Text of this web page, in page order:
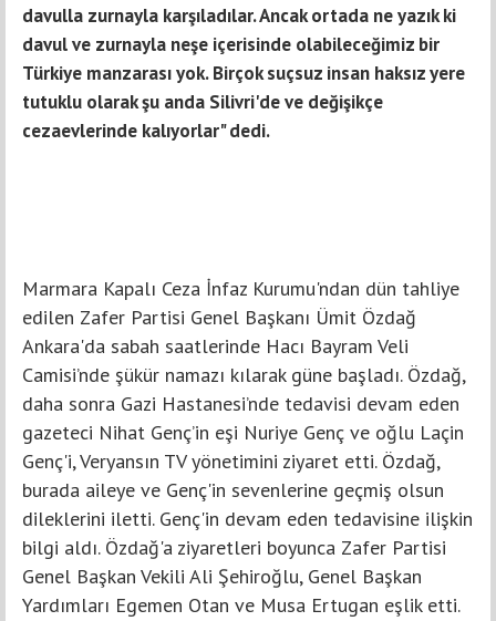
davulla zurnayla karşıladılar. Ancak ortada ne yazık ki
davul ve zurnayla neşe içerisinde olabileceğimiz bir
Türkiye manzarası yok. Birçok suçsuz insan haksız yere
tutuklu olarak şu anda Silivri'de ve değişikçe
cezaevlerinde kalıyorlar" dedi.
Marmara Kapalı Ceza İnfaz Kurumu'ndan dün tahliye
edilen Zafer Partisi Genel Başkanı Ümit Özdağ
Ankara'da sabah saatlerinde Hacı Bayram Veli
Camisi’nde şükür namazı kılarak güne başladı. Özdağ,
daha sonra Gazi Hastanesi’nde tedavisi devam eden
gazeteci Nihat Genç’in eşi Nuriye Genç ve oğlu Laçin
Genç'i, Veryansın TV yönetimini ziyaret etti. Özdağ,
burada aileye ve Genç'in sevenlerine geçmiş olsun
dileklerini iletti. Genç'in devam eden tedavisine ilişkin
bilgi aldı. Özdağ'a ziyaretleri boyunca Zafer Partisi
Genel Başkan Vekili Ali Şehiroğlu, Genel Başkan
Yardımları Egemen Otan ve Musa Ertugan eşlik etti.